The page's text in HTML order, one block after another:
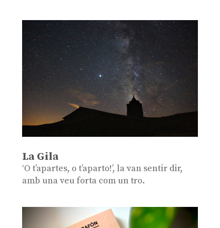
La Gila
‘O t’apartes, o t’aparto!’, la van sentir dir,
amb una veu forta com un tro.